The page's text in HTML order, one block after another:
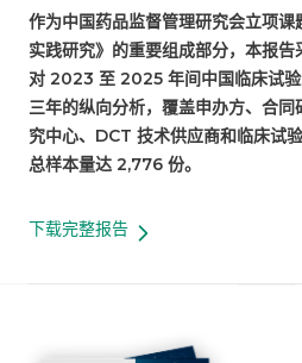
作为中国药品监督管理研究会立项
实践研究》的重要组成部分，本报告
对 2023 至 2025 年间中国临床试
三年的纵向分析，覆盖申办方、合
究中心、DCT 技术供应商和临床试
总样本量达 2,776 份。
下载完整报告